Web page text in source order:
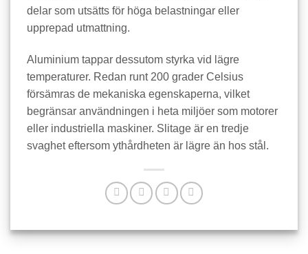
delar som utsätts för höga belastningar eller
upprepad utmattning.
Aluminium tappar dessutom styrka vid lägre
temperaturer. Redan runt 200 grader Celsius
försämras de mekaniska egenskaperna, vilket
begränsar användningen i heta miljöer som motorer
eller industriella maskiner. Slitage är en tredje
svaghet eftersom ythårdheten är lägre än hos stål.